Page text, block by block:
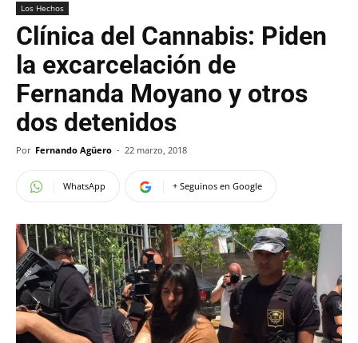
Los Hechos
Clínica del Cannabis: Piden
la excarcelación de
Fernanda Moyano y otros
dos detenidos
Por Fernando Agüero - 22 marzo, 2018
WhatsApp + Seguinos en Google